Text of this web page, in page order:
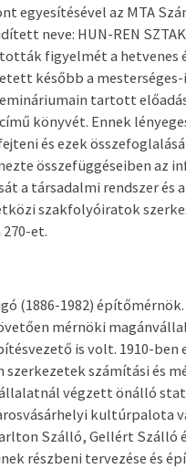
egyesítésével az MTA
neve: HUN-REN
figyelmét a hetvenes
később a
tartott
könyvét. Ennek
és ezek
összefüggéseiben az
a társadalmi rendszer és a
szakfolyóiratok
et.
(1886-1982)
mérnöki
is volt. 1910-ben
számítási és
végzett önálló
kultúrpalota
Szálló, Gellért Szálló
részbeni tervezése és